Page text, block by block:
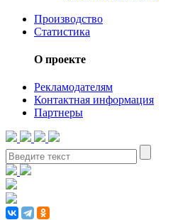
Производство
Статистика
О проекте
Рекламодателям
Контактная информация
Партнеры